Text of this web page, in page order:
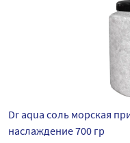
Dr aqua соль морская
наслаждение 700 гр